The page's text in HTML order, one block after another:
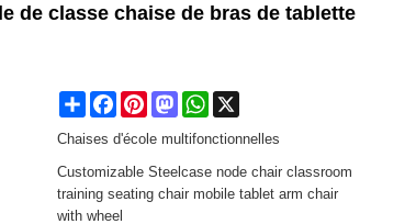
de classe chaise de bras de tablette
Share FacebookPinterestMastodonWhatsApp
Chaises d'école multifonctionnelles
Customizable Steelcase node chair classroom
training seating chair mobile tablet arm chair
with wheel